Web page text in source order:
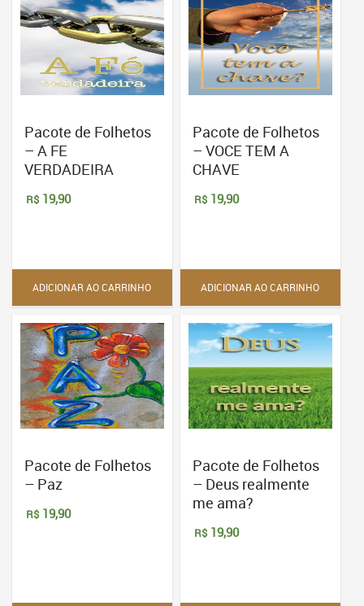
Pacote de Folhetos
– A FE
VERDADEIRA
R$ 19,90
ADICIONAR AO CARRINHO
Pacote de Folhetos
– VOCE TEM A
CHAVE
R$ 19,90
ADICIONAR AO CARRINHO
Pacote de Folhetos
– Paz
R$ 19,90
Pacote de Folhetos
– Deus realmente
me ama?
R$ 19,90